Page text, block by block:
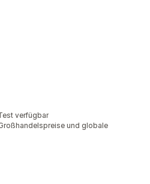
verfügbar
und globale